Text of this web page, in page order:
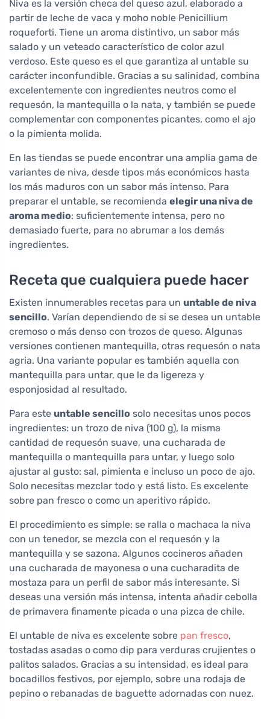
Niva es la versión checa del queso azul, elaborado a
partir de leche de vaca y moho noble Penicillium
roqueforti. Tiene un aroma distintivo, un sabor más
salado y un veteado característico de color azul
verdoso. Este queso es el que garantiza al untable su
carácter inconfundible. Gracias a su salinidad, combina
excelentemente con ingredientes neutros como el
requesón, la mantequilla o la nata, y también se puede
complementar con componentes picantes, como el ajo
o la pimienta molida.
En las tiendas se puede encontrar una amplia gama de
variantes de niva, desde tipos más económicos hasta
los más maduros con un sabor más intenso. Para
preparar el untable, se recomienda elegir una niva de
aroma medio: suficientemente intensa, pero no
demasiado fuerte, para no abrumar a los demás
ingredientes.
Receta que cualquiera puede hacer
Existen innumerables recetas para un untable de niva
sencillo. Varían dependiendo de si se desea un untable
cremoso o más denso con trozos de queso. Algunas
versiones contienen mantequilla, otras requesón o nata
agria. Una variante popular es también aquella con
mantequilla para untar, que le da ligereza y
esponjosidad al resultado.
Para este untable sencillo solo necesitas unos pocos
ingredientes: un trozo de niva (100 g), la misma
cantidad de requesón suave, una cucharada de
mantequilla o mantequilla para untar, y luego solo
ajustar al gusto: sal, pimienta e incluso un poco de ajo.
Solo necesitas mezclar todo y está listo. Es excelente
sobre pan fresco o como un aperitivo rápido.
El procedimiento es simple: se ralla o machaca la niva
con un tenedor, se mezcla con el requesón y la
mantequilla y se sazona. Algunos cocineros añaden
una cucharada de mayonesa o una cucharadita de
mostaza para un perfil de sabor más interesante. Si
deseas una versión más intensa, intenta añadir cebolla
de primavera finamente picada o una pizca de chile.
El untable de niva es excelente sobre pan fresco,
tostadas asadas o como dip para verduras crujientes o
palitos salados. Gracias a su intensidad, es ideal para
bocadillos festivos, por ejemplo, sobre una rodaja de
pepino o rebanadas de baguette adornadas con nuez.